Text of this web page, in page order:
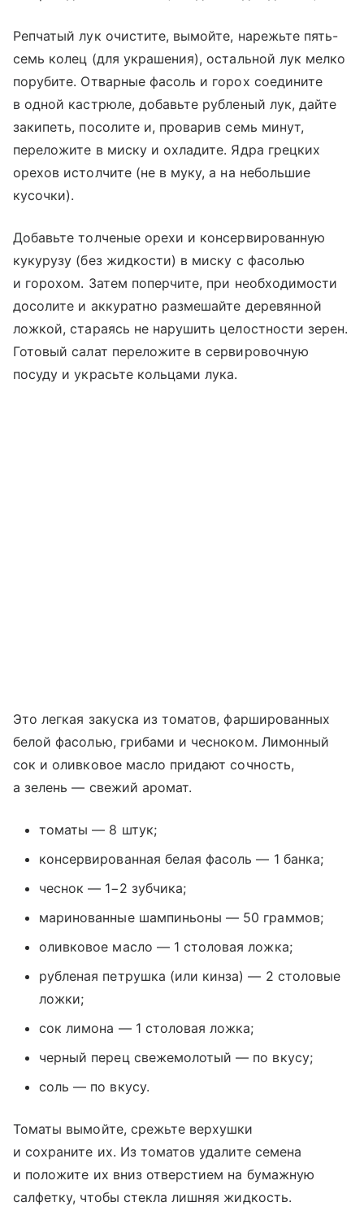
Репчатый лук очистите, вымойте, нарежьте пять-
семь колец (для украшения), остальной лук мелко
порубите. Отварные фасоль и горох соедините
в одной кастрюле, добавьте рубленый лук, дайте
закипеть, посолите и, проварив семь минут,
переложите в миску и охладите. Ядра грецких
орехов истолчите (не в муку, а на небольшие
кусочки).
Добавьте толченые орехи и консервированную
кукурузу (без жидкости) в миску с фасолью
и горохом. Затем поперчите, при необходимости
досолите и аккуратно размешайте деревянной
ложкой, стараясь не нарушить целостности зерен.
Готовый салат переложите в сервировочную
посуду и украсьте кольцами лука.
Это легкая закуска из томатов, фаршированных
белой фасолью, грибами и чесноком. Лимонный
сок и оливковое масло придают сочность,
а зелень — свежий аромат.
томаты — 8 штук;
консервированная белая фасоль — 1 банка;
чеснок — 1−2 зубчика;
маринованные шампиньоны — 50 граммов;
оливковое масло — 1 столовая ложка;
рубленая петрушка (или кинза) — 2 столовые
ложки;
сок лимона — 1 столовая ложка;
черный перец свежемолотый — по вкусу;
соль — по вкусу.
Томаты вымойте, срежьте верхушки
и сохраните их. Из томатов удалите семена
и положите их вниз отверстием на бумажную
салфетку, чтобы стекла лишняя жидкость.